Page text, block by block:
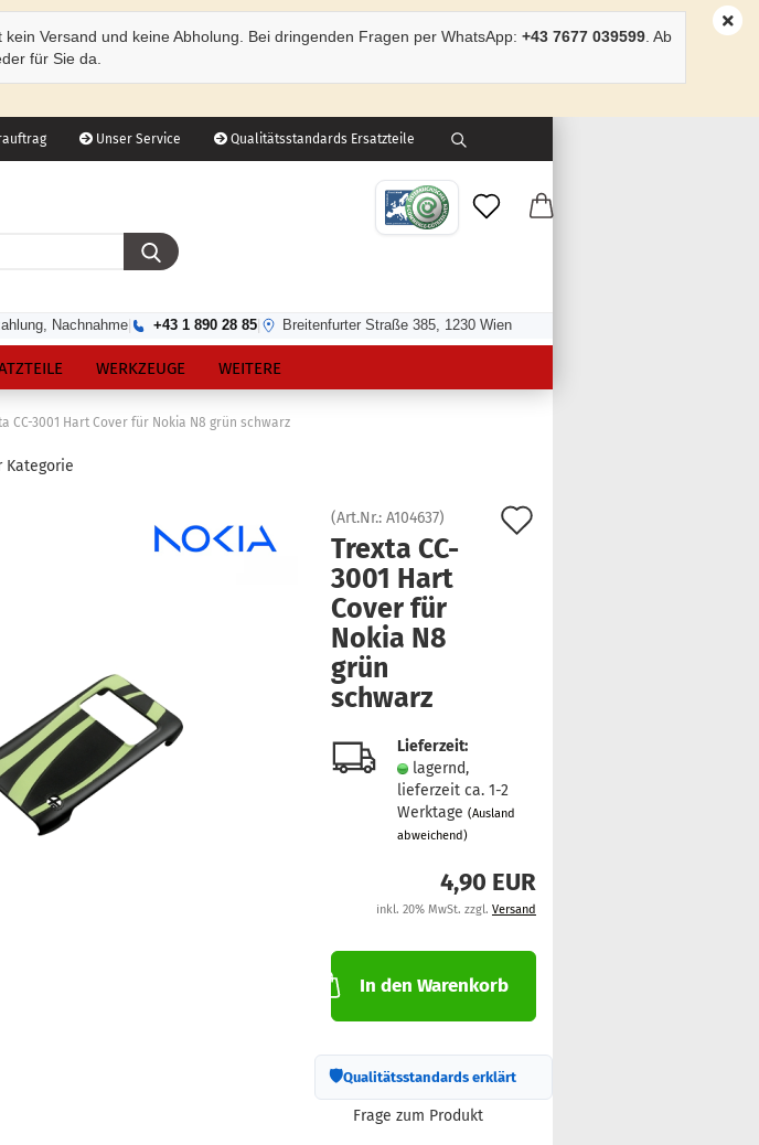
Unser Service Qualitätsstandards Ersatzteile
Nachnahme +43 1 890 28 85 Breitenfurter Straße 385, 1230 Wien
Versand und keine Abholung. Bei dringenden Fragen per WhatsApp: +43 7677 039599 . Ab
für Sie da.
WERKZEUGE WEITERE
CC-3001 Hart Cover für Nokia N8 grün schwarz
Kategorie
(Art.Nr.:A104637)
Trex­ta CC-​
3001 Hart
Cover für
Nokia N8
grün
schwarz
Lieferzeit:
lagernd,
lieferzeit ca. 1-2
Werktage(Ausland
abweichend)
4,90 EUR
inkl. 20% MwSt. zzgl. Versand
In den Warenkorb
🛡Qualitätsstandards erklärt
Frage zum Produkt